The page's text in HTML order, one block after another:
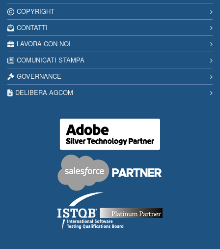
COPYRIGHT
CONTATTI
LAVORA CON NOI
COMUNICATI STAMPA
GOVERNANCE
DELIBERA AGCOM